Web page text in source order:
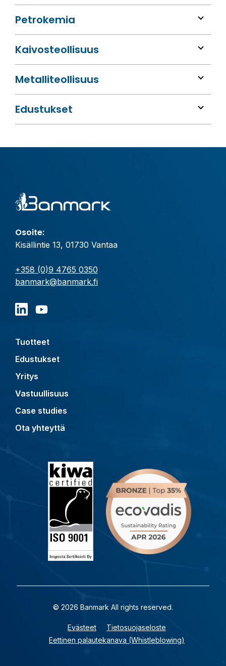
Petrokemia
Kaivos­teollisuus
Metalli­teollisuus
Edustukset
Osoite:
Kisällintie 13, 01730 Vantaa
+358 (0)9 4765 0350
banmark@banmark.fi
Tuotteet
Edustukset
Yritys
Vastuullisuus
Case studies
Ota yhteyttä
© 2026 Banmark All rights reserved.
Evästeet
Tietosuojaseloste
Eettinen palautekanava (Whistleblowing)